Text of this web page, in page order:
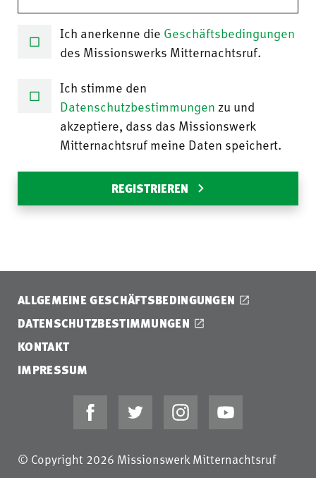
Ich anerkenne die Geschäftsbedingungen
des Missionswerks Mitternachtsruf.
Ich stimme den
Datenschutzbestimmungen zu und
akzeptiere, dass das Missionswerk
Mitternachtsruf meine Daten speichert.
REGISTRIEREN
ALLGEMEINE GESCHÄFTSBEDINGUNGEN
DATENSCHUTZBESTIMMUNGEN
KONTAKT
IMPRESSUM
© Copyright 2026 Missionswerk Mitternachtsruf